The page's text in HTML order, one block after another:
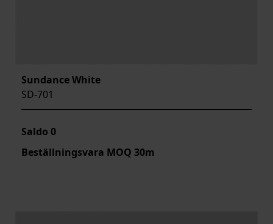
Sundance White
SD-701
Saldo 0
Beställningsvara MOQ 30m